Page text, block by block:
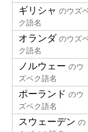
ギリシャ のウズ
ク語名
オランダ のウズ
ク語名
ノルウェー のウ
ズベク語名
ポーランド のウ
ズベク語名
スウェーデン の